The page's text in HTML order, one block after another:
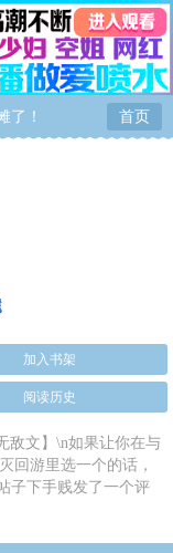
了！ 首页
加入书架
阅读历史
敌文】\n如果让你在与
回游里选一个的话，
下手贱发了一个评